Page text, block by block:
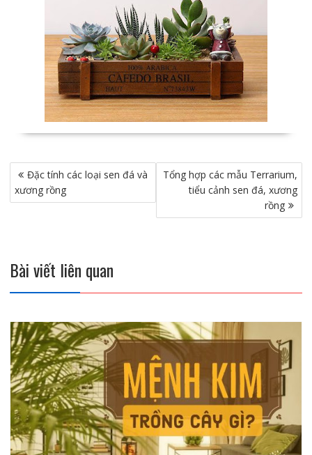
Điều
hướng
bài
Đặc tính các loại sen đá và
xương rồng
Tổng hợp các mẫu Terrarium,
tiểu cảnh sen đá, xương
rồng
Bài viết liên quan